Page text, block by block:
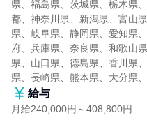
県、福島県、茨城県、栃木県
都、神奈川県、新潟県、富山
県、岐阜県、静岡県、愛知県
府、兵庫県、奈良県、和歌山
県、山口県、徳島県、香川県
県、長崎県、熊本県、大分県
給与
月給240,000円～408,800円